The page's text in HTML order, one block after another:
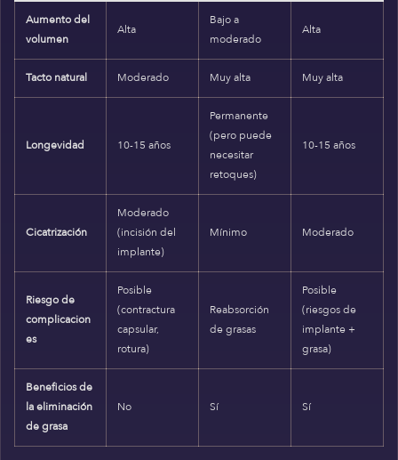
Aumento del
volumen
Alta
Bajo a
moderado
Alta
Tacto natural Moderado Muy alta Muy alta
Longevidad 10-15 años
Permanente
(pero puede
necesitar
retoques)
10-15 años
Cicatrización
Moderado
(incisión del
implante)
Mínimo Moderado
Riesgo de
complicacion
es
Posible
(contractura
capsular,
rotura)
Reabsorción
de grasas
Posible
(riesgos de
implante +
grasa)
Beneficios de
la eliminación
de grasa
No Sí Sí